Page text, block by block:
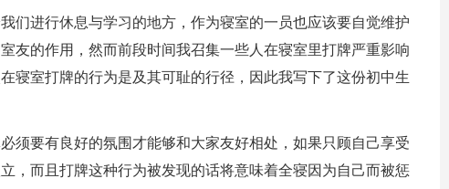
们进行休息与学习的地方，作为寝室的一员也应该要自觉维护
友的作用，然而前段时间我召集一些人在寝室里打牌严重影响
寝室打牌的行为是及其可耻的行径，因此我写下了这份初中生
须要有良好的氛围才能够和大家友好相处，如果只顾自己享受
，而且打牌这种行为被发现的话将意味着全寝因为自己而被惩